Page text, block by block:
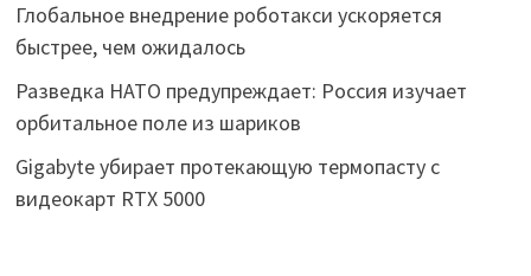
Глобальное внедрение роботакси ускоряется
быстрее, чем ожидалось
Разведка НАТО предупреждает: Россия изучает
орбитальное поле из шариков
Gigabyte убирает протекающую термопасту с
видеокарт RTX 5000